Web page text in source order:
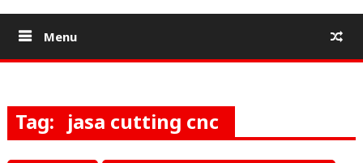
Menu
Tag: jasa cutting cnc